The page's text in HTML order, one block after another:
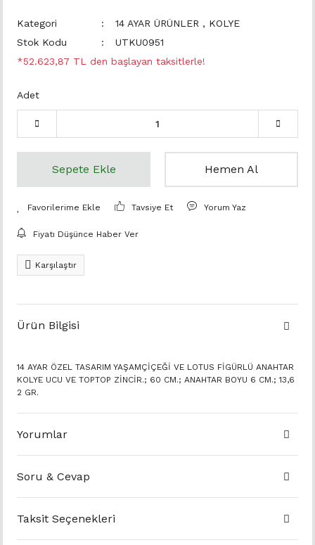
Kategori 14 AYAR ÜRÜNLER , KOLYE
Stok Kodu
UTKU0951
*52.623,87 TL den başlayan taksitlerle!
Adet
Sepete Ekle Hemen Al
Tavsiye Et Yorum Yaz
Fiyatı Düşünce Haber Ver
Karşılaştır
Ürün Bilgisi
14 AYAR ÖZEL TASARIM YAŞAMÇİÇEĞİ VE LOTUS FİGÜRLÜ ANAHTAR
KOLYE UCU VE TOPTOP ZİNCİR.; 60 CM.; ANAHTAR BOYU 6 CM.; 13,6
2 GR.
Yorumlar
Soru & Cevap
Taksit Seçenekleri